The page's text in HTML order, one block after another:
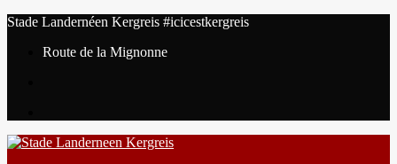
Stade Landernéen Kergreis #icicestkergreis
Route de la Mignonne